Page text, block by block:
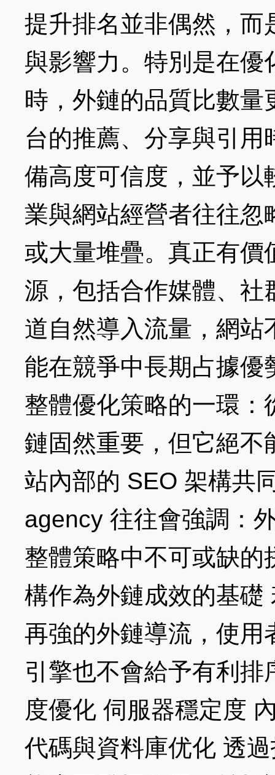
提升排名並非偶然，而
與影響力。特別是在
時，外鏈的品質比數
台的推薦、分享與引
備高度可信度，並予以
業與網站經營者往往忽
或大量堆疊。真正有價
源，包括合作媒體、社
道自然導入流量，網站
能在競爭中長期占據
整體優化策略的一環：
鏈固然重要，但它絕不
站內部的 SEO 架構共
agency 往往會強調：
整體策略中不可或缺
構作為外鏈成效的基礎
再強的外鏈導流，使用
引擎也不會給予有利
度優化 伺服器穩定度
代碼與資料庫优化 透